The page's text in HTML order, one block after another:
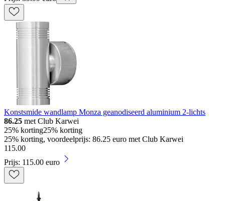
Konstsmide wandlamp Monza geanodiseerd aluminium 2-lichts
86.25 met Club Karwei
25% korting25% korting
25% korting, voordeelprijs: 86.25 euro met Club Karwei
115.00
Prijs: 115.00 euro